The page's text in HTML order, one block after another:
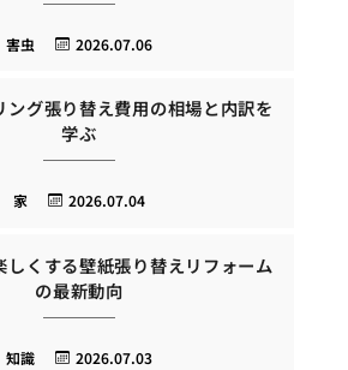
2026.07.06
害虫
ング張り替え費用の相場と内訳を
学ぶ
2026.07.04
家
しくする壁紙張り替えリフォーム
の最新動向
2026.07.03
知識